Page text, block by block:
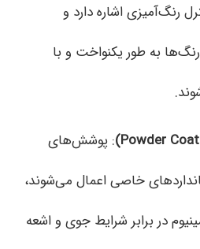
رنگ‌آمیزی اشاره دارد و
به طور یکنواخت و با
: پوشش‌های
خاصی اعمال می‌شوند،
در برابر شرایط جوی و اشعه